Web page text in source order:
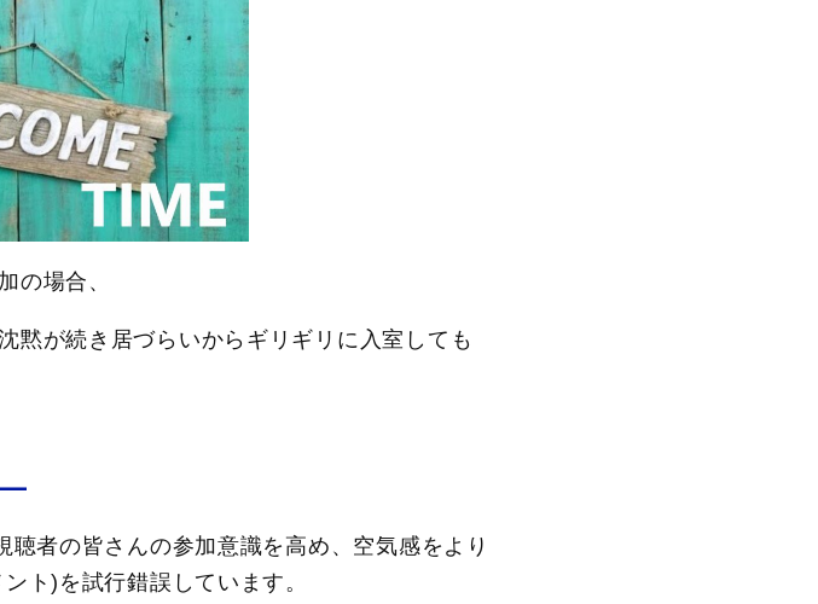
の場合、
黙が続き居づらいからギリギリに入室しても
―
聴者の皆さんの参加意識を高め、空気感をより
ト)を試行錯誤しています。